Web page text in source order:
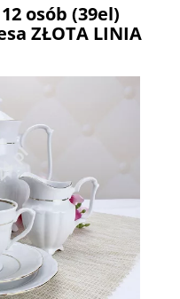
osób (39el)
ZŁOTA LINIA